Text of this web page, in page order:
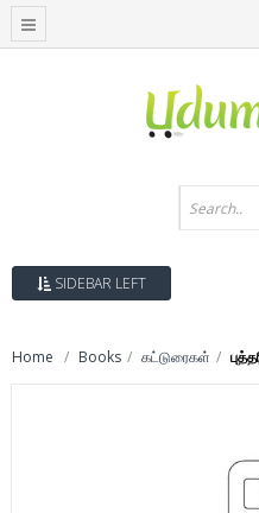
SIDEBAR LEFT
Home Books கட்டுரைகள்